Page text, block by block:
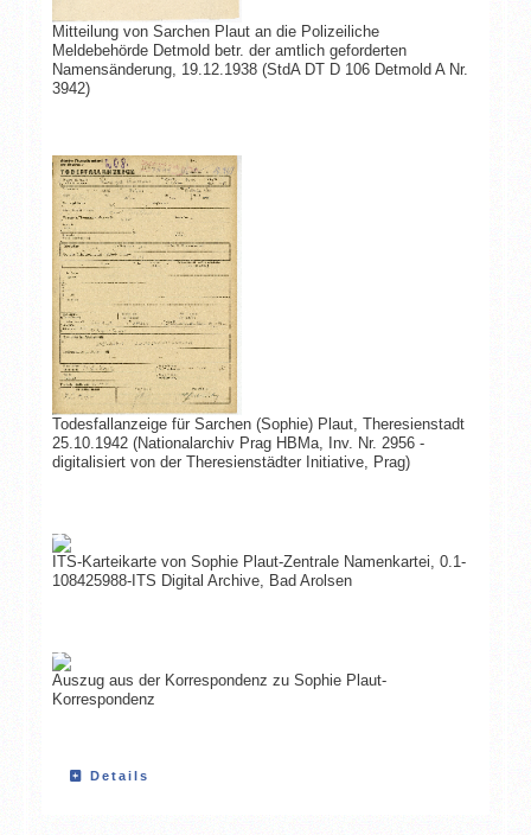
Mitteilung von Sarchen Plaut an die Polizeiliche
Meldebehörde Detmold betr. der amtlich geforderten
Namensänderung, 19.12.1938 (StdA DT D 106 Detmold A Nr.
3942)
Todesfallanzeige für Sarchen (Sophie) Plaut, Theresienstadt
25.10.1942 (Nationalarchiv Prag HBMa, Inv. Nr. 2956 -
digitalisiert von der Theresienstädter Initiative, Prag)
ITS-Karteikarte von Sophie Plaut-Zentrale Namenkartei, 0.1-
108425988-ITS Digital Archive, Bad Arolsen
Auszug aus der Korrespondenz zu Sophie Plaut-
Korrespondenz
Details